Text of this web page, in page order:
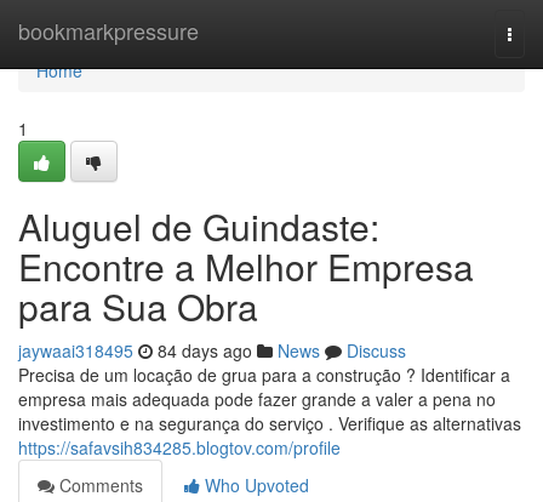
bookmarkpressure
Home
Home
1
Aluguel de Guindaste:
Encontre a Melhor Empresa
para Sua Obra
jaywaai318495 84 days ago News
Discuss
Precisa de um locação de grua para a construção ? Identificar a
empresa mais adequada pode fazer grande a valer a pena no
investimento e na segurança do serviço . Verifique as alternativas
https://safavsih834285.blogtov.com/profile
Comments
Who Upvoted